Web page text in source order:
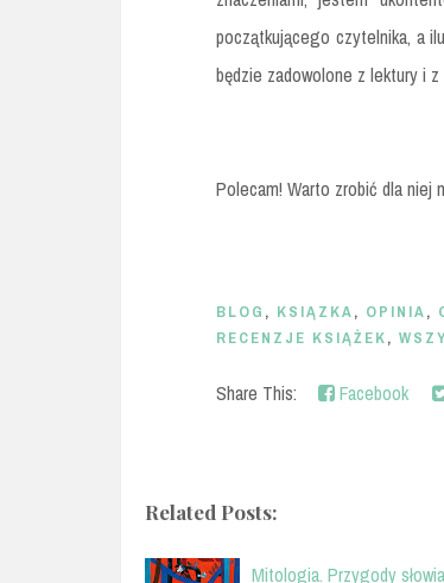
początkującego czytelnika, a
będzie zadowolone z lektury i
Polecam! Warto zrobić dla niej
BLOG , KSIĄZKA, OPINIA,
RECENZJE KSIĄŻEK,
Share This: Facebook
Related Posts:
Mitologia. Przygody